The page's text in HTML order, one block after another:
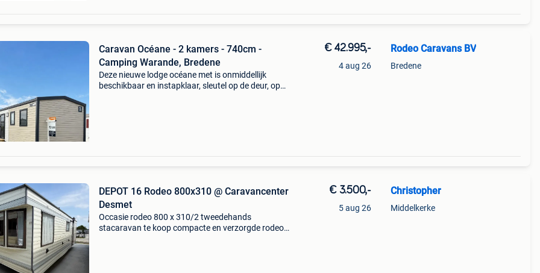
Caravan Océane - 2 kamers - 740cm -
Camping Warande, Bredene
Deze nieuwe lodge océane met is onmiddellijk
beschikbaar en instapklaar, sleutel op de deur, op
€ 42.995,-
4 aug 26
Rodeo Caravans BV
Bredene
DEPOT 16 Rodeo 800x310 @ Caravancenter
Desmet
Occasie rodeo 800 x 310/2 tweedehands
stacaravan te koop compacte en verzorgde rodeo
€ 3.500,-
5 aug 26
Christopher
Middelkerke